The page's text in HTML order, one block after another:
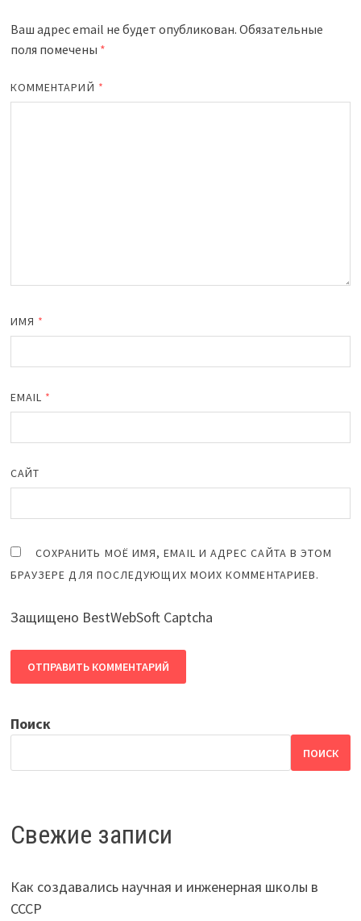
Ваш адрес email не будет опубликован. Обязательные
поля помечены *
КОММЕНТАРИЙ *
ИМЯ *
EMAIL *
САЙТ
СОХРАНИТЬ МОЁ ИМЯ, EMAIL И АДРЕС САЙТА В ЭТОМ
БРАУЗЕРЕ ДЛЯ ПОСЛЕДУЮЩИХ МОИХ КОММЕНТАРИЕВ.
Защищено BestWebSoft Captcha
Поиск
ПОИСК
Свежие записи
Как создавались научная и инженерная школы в
СССР